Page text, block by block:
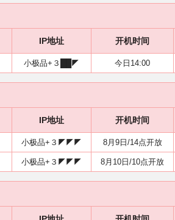
IP地址 开机时间
小极品+３██◤ 今日14:00
IP地址 开机时间
小极品+３◤◤◤ 8月9日/14点开放
小极品+３◤◤◤ 8月10日/10点开放